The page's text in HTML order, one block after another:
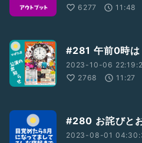
6277
11:48
#281 午前0時は
2023-10-06
2768
11:27
#280 お詫びと
2023-08-01